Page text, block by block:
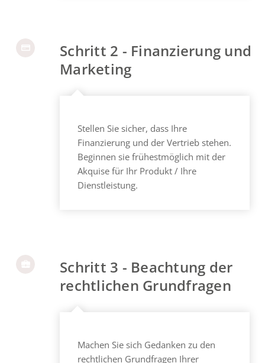
Schritt 2 - Finanzierung und
Marketing
Stellen Sie sicher, dass Ihre
Finanzierung und der Vertrieb stehen.
Beginnen sie frühestmöglich mit der
Akquise für Ihr Produkt / Ihre
Dienstleistung.
Schritt 3 - Beachtung der
rechtlichen Grundfragen
Machen Sie sich Gedanken zu den
rechtlichen Grundfragen Ihrer